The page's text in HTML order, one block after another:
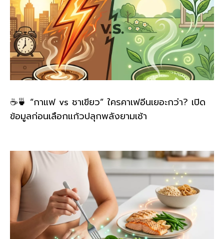
☕🍵 “กาแฟ vs ชาเขียว” ใครคาเฟอีนเยอะกว่า? เปิด
ข้อมูลก่อนเลือกแก้วปลุกพลังยามเช้า